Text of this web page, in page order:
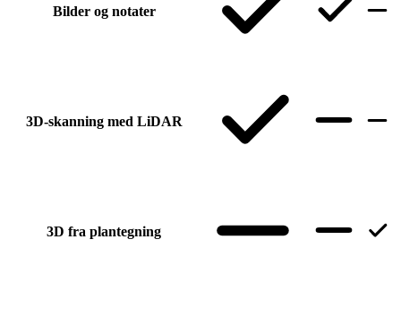
Bilder og notater
3D-skanning med LiDAR
3D fra plantegning